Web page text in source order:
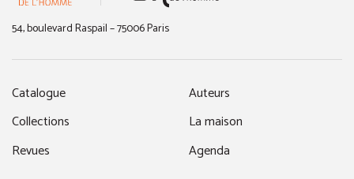
54, boulevard Raspail – 75006 Paris
Catalogue
Collections
Revues
Auteurs
La maison
Agenda